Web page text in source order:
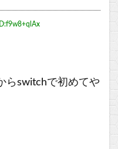
らswitchで初めてや